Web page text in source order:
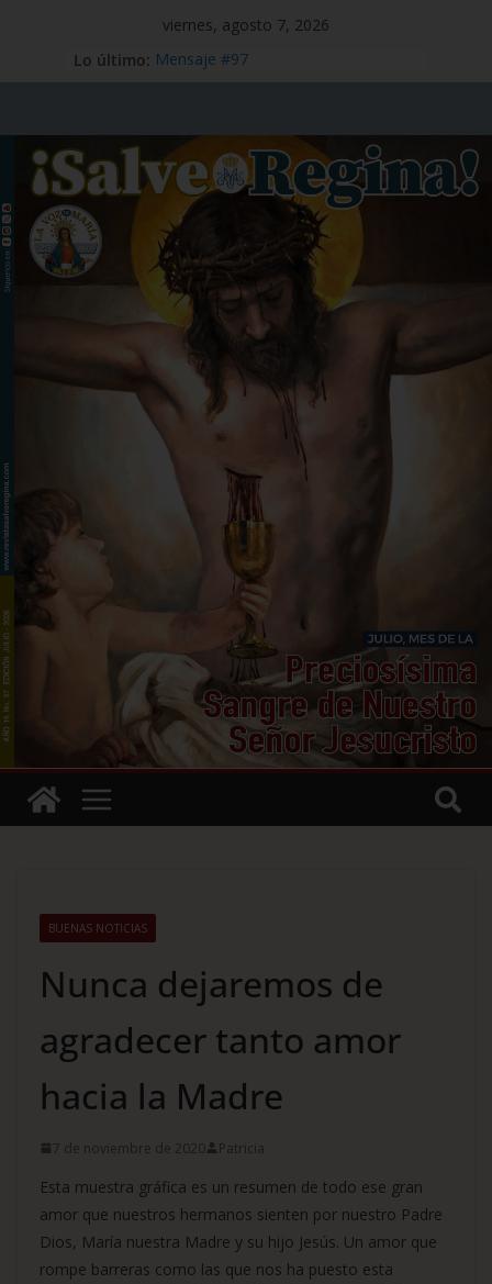
viernes, agosto 7, 2026
Lo último: Mensaje #97
Señor Jesucristo – 1 de julio
Santo Tomás Apóstol – 3 de julio
San Benito abad – 11 de julio
BUENAS NOTICIAS
Nunca dejaremos de
agradecer tanto amor
hacia la Madre
7 de noviembre de 2020 Patricia
Esta muestra gráfica es un resumen de todo ese gran
amor que nuestros hermanos sienten por nuestro Padre
Dios, María nuestra Madre y su hijo Jesús. Un amor que
rompe barreras como las que nos ha puesto esta